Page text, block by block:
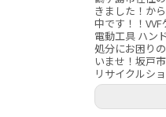
きました！か
中です！！
電動工具 ハン
処分にお困り
いませ！坂戸
リサイクルシ